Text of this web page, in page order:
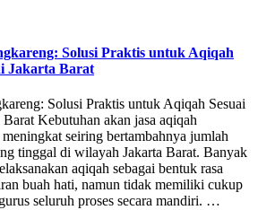
Solusi Praktis untuk Aqiqah
Jakarta Barat
Solusi Praktis untuk Aqiqah Sesuai
Kebutuhan akan jasa aqiqah
seiring bertambahnya jumlah
tinggal di wilayah Jakarta Barat. Banyak
aqiqah sebagai bentuk rasa
buah hati, namun tidak memiliki cukup
seluruh proses secara mandiri. …